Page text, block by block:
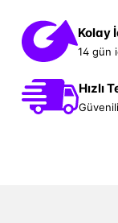
Kolay
14 gün
Hızlı